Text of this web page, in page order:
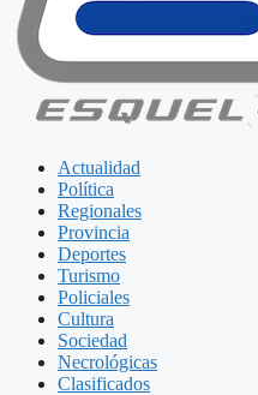
Actualidad
Política
Regionales
Provincia
Deportes
Turismo
Policiales
Cultura
Sociedad
Necrológicas
Clasificados